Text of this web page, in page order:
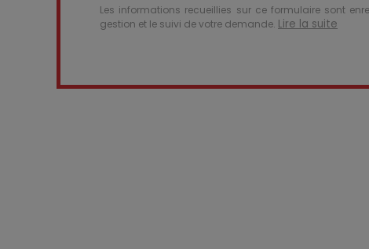
Les informations recueillies sur ce formulaire sont
gestion et le suivi de votre demande. Lire la suite